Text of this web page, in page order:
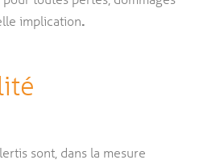
implication.
sont, dans la mesure